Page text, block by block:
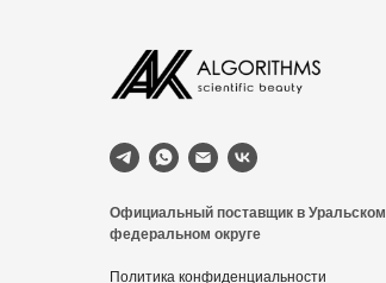
Официальный поставщик в Уральском
федеральном округе
Политика конфиденциальности